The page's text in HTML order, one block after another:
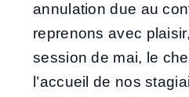
annulation due au
reprenons avec
session de mai, le
l’accueil de nos